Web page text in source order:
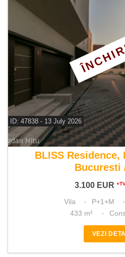
ID: 47838 - 13 July 2026
De inchiriat
BLISS Residence,
Bucuresti
3.100 EUR
Vila P+1+M
433 m²
VEZI